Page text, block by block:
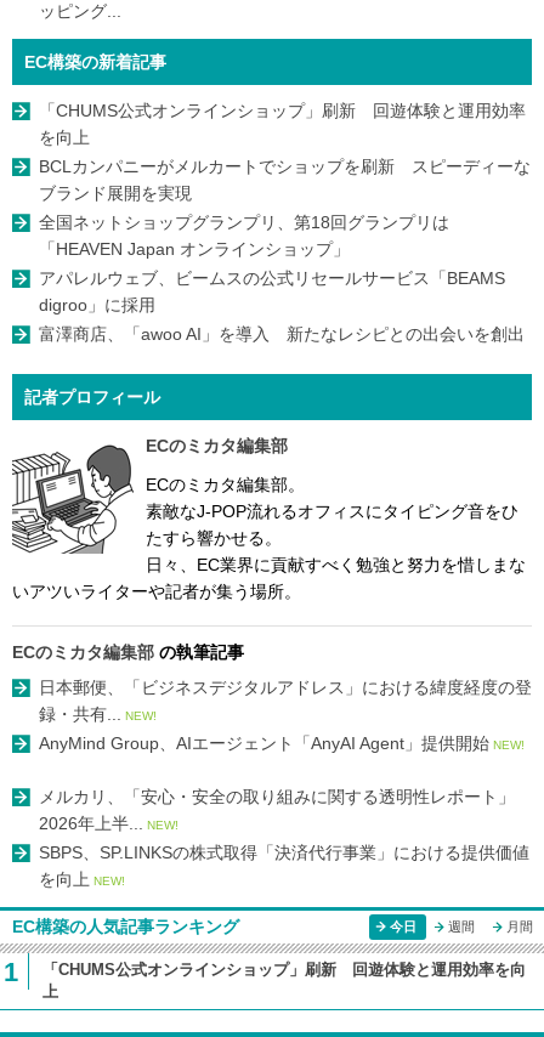
ッピング...
EC構築の新着記事
「CHUMS公式オンラインショップ」刷新 回遊体験と運用効率
を向上
BCLカンパニーがメルカートでショップを刷新 スピーディーな
ブランド展開を実現
全国ネットショップグランプリ、第18回グランプリは
「HEAVEN Japan オンラインショップ」
アパレルウェブ、ビームスの公式リセールサービス「BEAMS
digroo」に採用
富澤商店、「awoo AI」を導入 新たなレシピとの出会いを創出
記者プロフィール
ECのミカタ編集部
ECのミカタ編集部。
素敵なJ-POP流れるオフィスにタイピング音をひ
たすら響かせる。
日々、EC業界に貢献すべく勉強と努力を惜しまな
いアツいライターや記者が集う場所。
ECのミカタ編集部 の執筆記事
日本郵便、「ビジネスデジタルアドレス」における緯度経度の登
録・共有... NEW!
AnyMind Group、AIエージェント「AnyAI Agent」提供開始 NEW!
メルカリ、「安心・安全の取り組みに関する透明性レポート」
2026年上半... NEW!
SBPS、SP.LINKSの株式取得「決済代行事業」における提供価値
を向上 NEW!
EC構築の人気記事ランキング 今日 週間 月間
1
「CHUMS公式オンラインショップ」刷新 回遊体験と運用効率を向
上